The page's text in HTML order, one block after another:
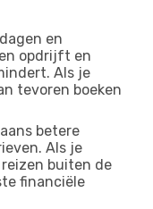
en
opdrijft en
Als je
tevoren boeken
betere
Als je
buiten de
financiële